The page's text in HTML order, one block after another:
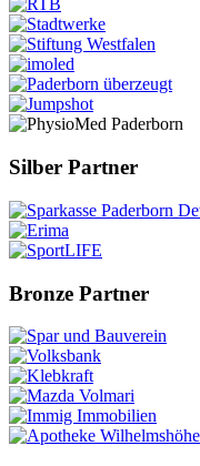
Silber Partner
Bronze Partner